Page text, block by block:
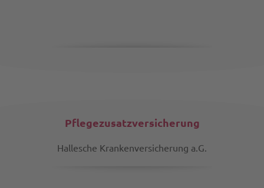
Pflegezusatzversicherung
Hallesche Krankenversicherung a.G.